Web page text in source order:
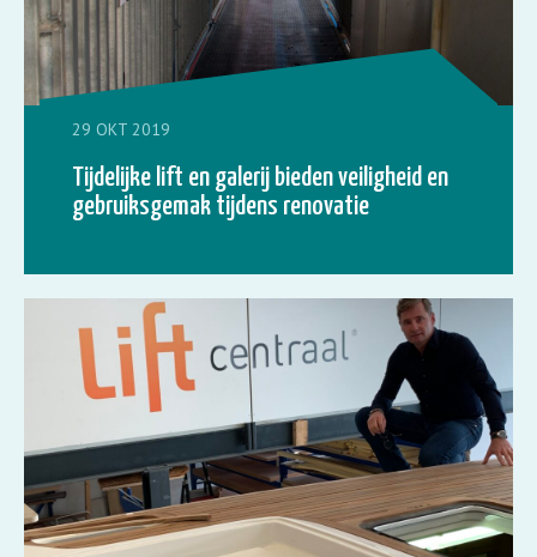
29 OKT 2019
Tijdelijke lift en galerij bieden veiligheid en
gebruiksgemak tijdens renovatie